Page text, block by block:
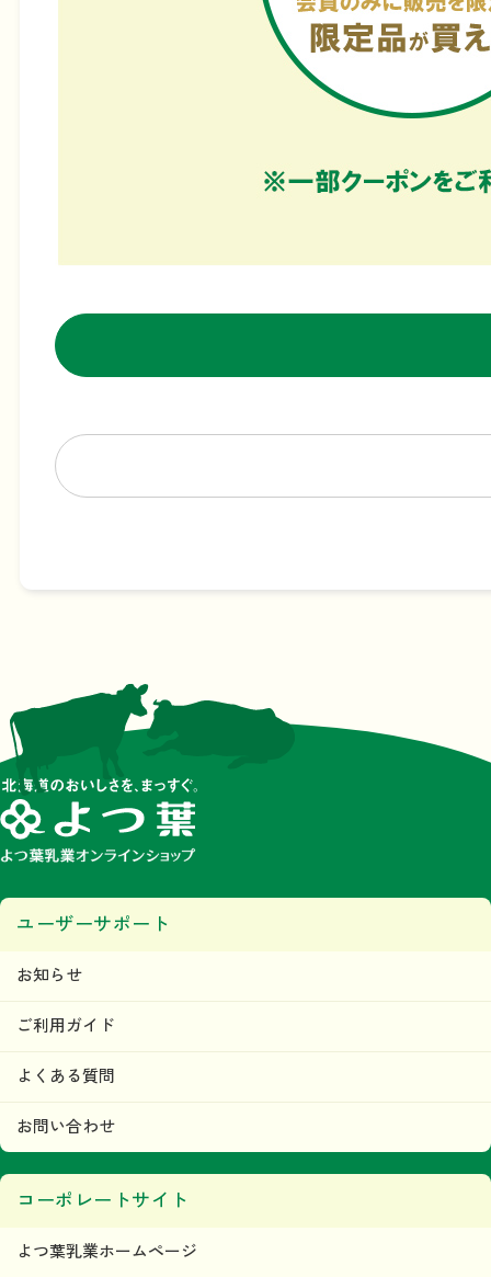
ユーザーサポート
お知らせ
ご利用ガイド
よくある質問
お問い合わせ
コーポレートサイト
よつ葉乳業ホームページ